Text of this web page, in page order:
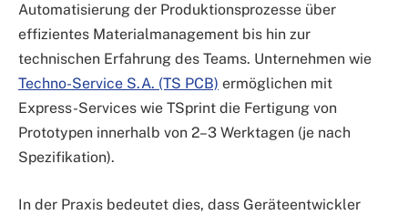
Automatisierung der Produktionsprozesse über
effizientes Materialmanagement bis hin zur
technischen Erfahrung des Teams. Unternehmen wie
Techno-Service S.A. (TS PCB) ermöglichen mit
Express-Services wie TSprint die Fertigung von
Prototypen innerhalb von 2–3 Werktagen (je nach
Spezifikation).
In der Praxis bedeutet dies, dass Geräteentwickler